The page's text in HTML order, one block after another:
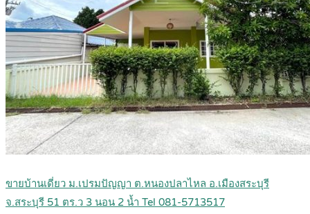
ขายบ้านเดี่ยว ม.เปรมปัญญา ต.หนองปลาไหล อ.เมืองสระบุรี
จ.สระบุรี 51 ตร.ว 3 นอน 2 น้ำ Tel 081-5713517